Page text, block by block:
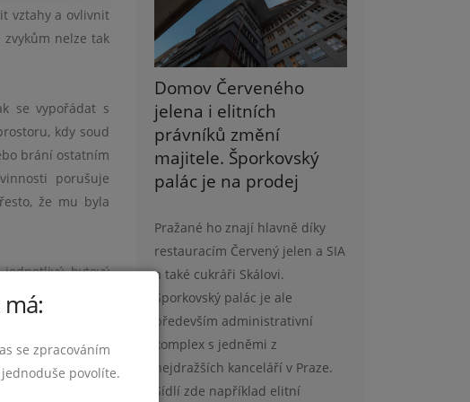
vztahy a ovlivnit
nelze tak
se vypořádat s
kdy soud
brání ostatním
porušuje
že mu byla
bytový
možné u soudu
více vlastníků
se zpravidla
Domov Červeného
jelena i elitních
právníků změní
majitele. Šporkovský
palác je na prodej
Pražané ho znají hlavně díky
restauracím Červený jelen a SIA
a také cukráři Skálovi.
Šporkovský palác je ale
především administrativní
komplex s jedněmi z
nejdražších kanceláří v Praze.
Sídlí zde například elitní
se zpracováním
povolíte.